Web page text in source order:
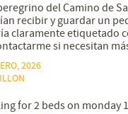
del Camino de
recibir y guardar un
claramente etiquetado
si necesitan
2026
for 2 beds on